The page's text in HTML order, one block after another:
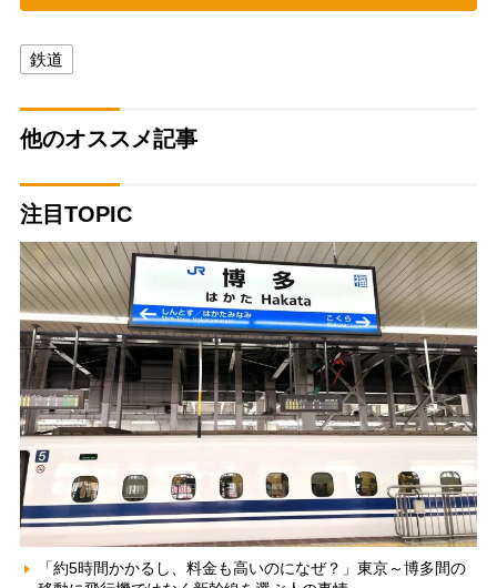
鉄道
他のオススメ記事
注目TOPIC
「約5時間かかるし、料金も高いのになぜ？」東京～博多間の